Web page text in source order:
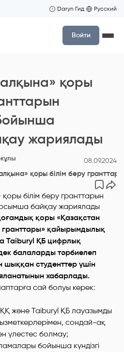
Daryn Гид Русский
Войти
қоры
жариялады
08.09.2024
қоры білім беру
қоры «Қазақстан
гранттары» қайырымдылық
Taiburyl ҚБ цифрлық
балаларды тәрбиелеп
студенттер үшін
хабарлады.
сай болуы керек:
және Taiburyl ҚБ лауазымды
сондай-ақ
үлестес болмау;
бойынша күндізгі